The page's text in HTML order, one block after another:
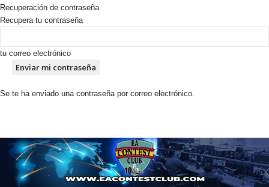
Recuperación de contraseña
Recupera tu contraseña
tu correo electrónico
Se te ha enviado una contraseña por correo electrónico.